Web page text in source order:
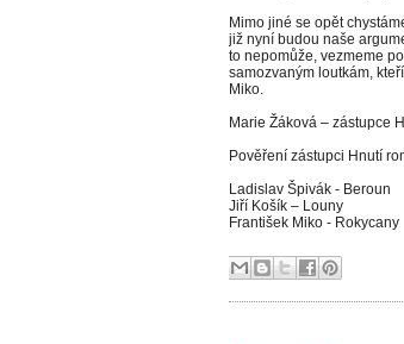
Mimo jiné se opět
již nyní budou naše
to nepomůže, vezmeme
samozvaným loutkám,
Miko.
Marie Žáková – zástupce
Pověření zástupci Hnutí
Ladislav Špivák - Beroun
Jiří Košík – Louny
František Miko - Rokycany